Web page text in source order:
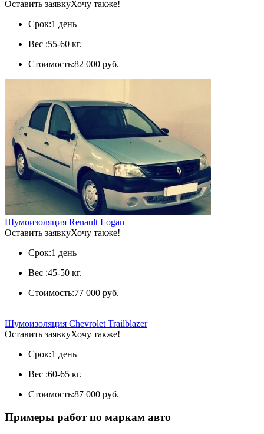
Оставить заявкуХочу также!
Срок:1 день
Вес :55-60 кг.
Стоимость:82 000 руб.
Шумоизоляция Renault Logan
Оставить заявкуХочу также!
Срок:1 день
Вес :45-50 кг.
Стоимость:77 000 руб.
Шумоизоляция Chevrolet Trailblazer
Оставить заявкуХочу также!
Срок:1 день
Вес :60-65 кг.
Стоимость:87 000 руб.
Примеры работ по маркам авто